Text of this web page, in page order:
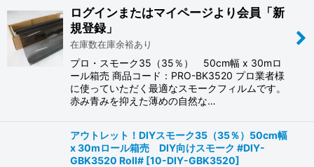
ログインまたはマイページより会員「新
規登録」
在庫数在庫余裕あり
プロ・スモーク35（35％） 50cm幅 x 30mロ
ール箱売 商品コード：PRO-BK3520 プロ業者様
に使っていただく最適なスモークフィルムです。
赤み青みを抑えた薄めの自然な…
アウトレット！DIYスモーク35（35％）50cm幅
x 30mロール箱売 DIY向けスモーク #DIY-
GBK3520 Roll# [10-DIY-GBK3520]